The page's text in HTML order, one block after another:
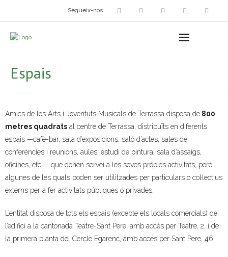
Segueix-nos
- Exposicions
- Taller dels Amics Menuts
- Espai Niu – Residències artístiques
Grup Fotogràfic
Cine-Club
- Muntatges presentats
Espais
Amics de les Arts i Joventuts Musicals de Terrassa disposa de 800
metres quadrats al centre de Terrassa, distribuïts en diferents
espais —cafè-bar, sala d’exposicions, saló d’actes, sales de
conferències i reunions, aules, estudi de pintura, sala d’assaigs,
oficines, etc.— que donen servei a les seves pròpies activitats, però
algunes de les quals poden ser utilitzades per particulars o col·lectius
externs per a fer activitats públiques o privades.
L’entitat disposa de tots els espais (excepte els locals comercials) de
l’edifici a la cantonada Teatre-Sant Pere, amb accés per Teatre, 2, i de
la primera planta del Cercle Egarenc, amb accés per Sant Pere, 46.